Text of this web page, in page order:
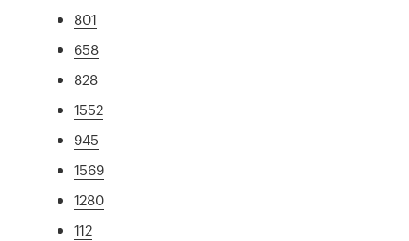
801
658
828
1552
945
1569
1280
112